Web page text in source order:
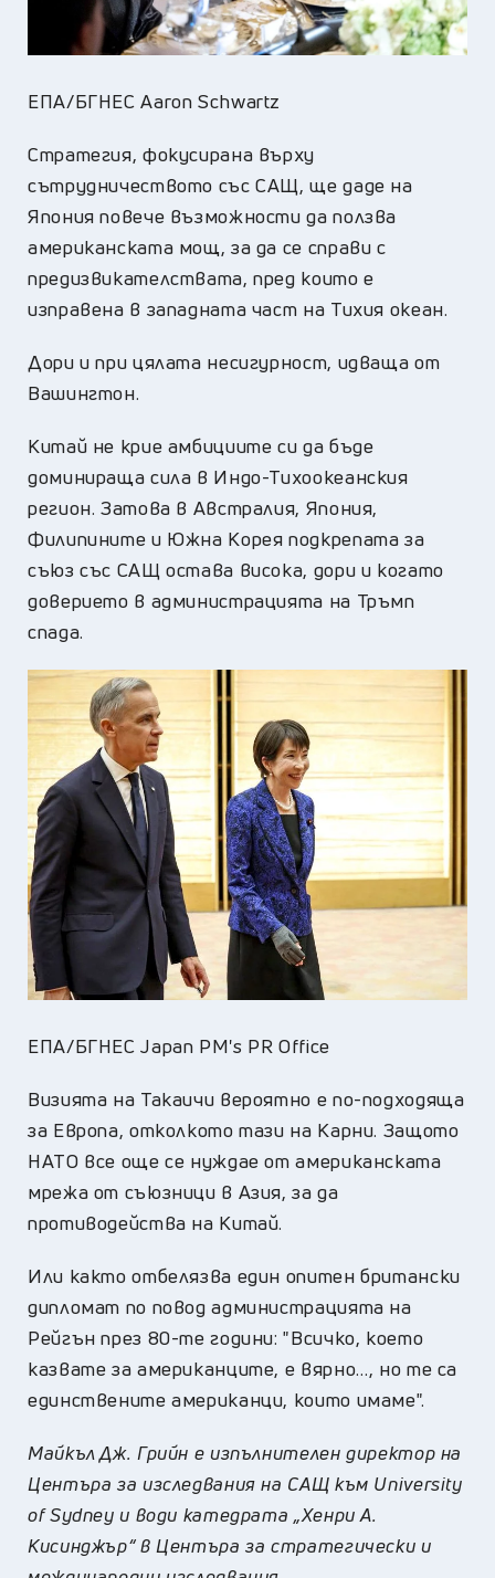
ЕПА/БГНЕС Aaron Schwartz
Стратегия, фокусирана върху
сътрудничеството със САЩ, ще даде на
Япония повече възможности да ползва
американската мощ, за да се справи с
предизвикателствата, пред които е
изправена в западната част на Тихия океан.
Дори и при цялата несигурност, идваща от
Вашингтон.
Китай не крие амбициите си да бъде
доминираща сила в Индо-Тихоокеанския
регион. Затова в Австралия, Япония,
Филипините и Южна Корея подкрепата за
съюз със САЩ остава висока, дори и когато
доверието в администрацията на Тръмп
спада.
ЕПА/БГНЕС Japan PM's PR Office
Визията на Такаичи вероятно е по-подходяща
за Европа, отколкото тази на Карни. Защото
НАТО все още се нуждае от американската
мрежа от съюзници в Азия, за да
противодейства на Китай.
Или както отбелязва един опитен британски
дипломат по повод администрацията на
Рейгън през 80-те години: "Всичко, което
казвате за американците, е вярно…, но те са
единствените американци, които имаме".
Майкъл Дж. Грийн е изпълнителен директор на
Центъра за изследвания на САЩ към University
of Sydney и води катедрата „Хенри А.
Кисинджър“ в Центъра за стратегически и